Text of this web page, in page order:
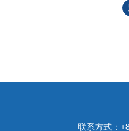
水利（2021）博士后流动站
联系方式：